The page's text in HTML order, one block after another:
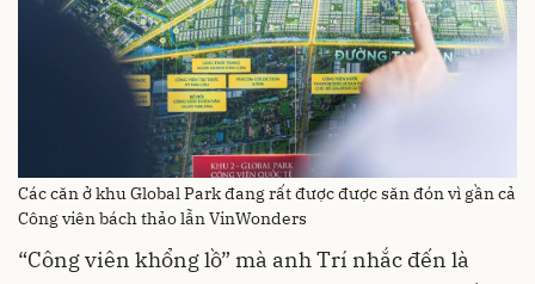
Các căn ở khu Global Park đang rất được được săn đón vì gần cả
Công viên bách thảo lẫn VinWonders
“Công viên khổng lồ” mà anh Trí nhắc đến là